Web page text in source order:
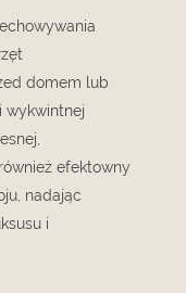
domem lub
wykwintnej
efektowny
nadając
i